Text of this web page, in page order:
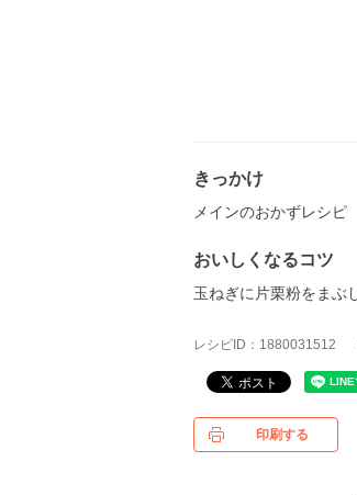
きっかけ
メインのおかずレシピ
おいしくなるコツ
玉ねぎに片栗粉をまぶ
レシピID：1880031512
印刷する